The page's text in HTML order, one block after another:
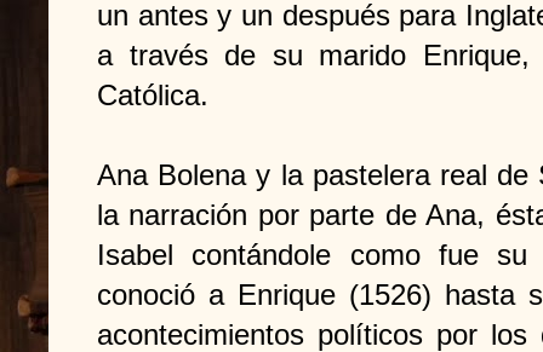
un antes y un después para
a través de su marido
Católica.
Ana Bolena y la pastelera real de
la narración por parte de Ana,
Isabel contándole como fue
conoció a Enrique (1526) hasta
acontecimientos políticos por